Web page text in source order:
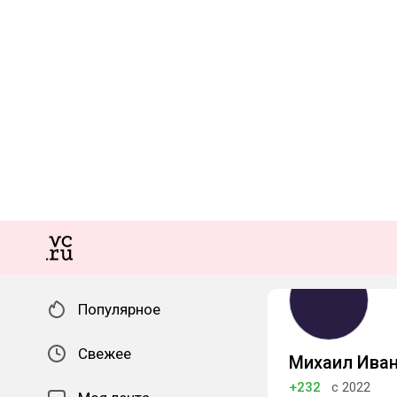
Популярное
Свежее Михаил
+232 с 2022